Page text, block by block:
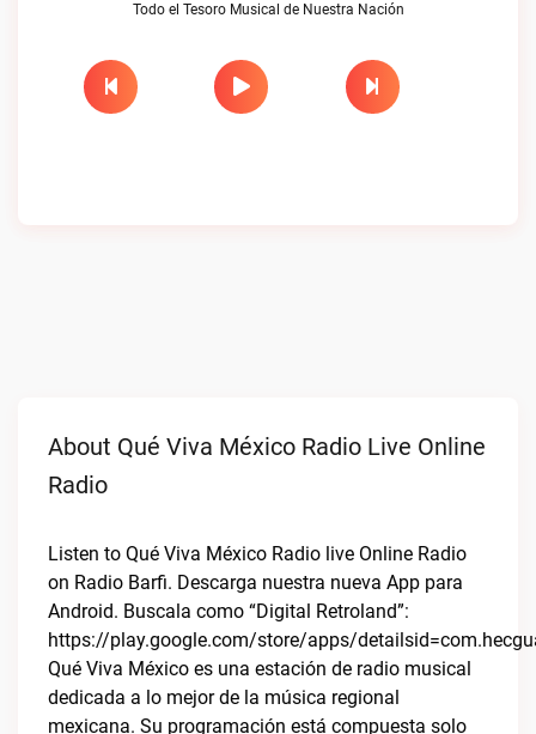
Todo el Tesoro Musical de Nuestra Nación
About Qué Viva México Radio Live Online
Radio
Listen to Qué Viva México Radio live Online Radio
on Radio Barfi. Descarga nuestra nueva App para
Android. Buscala como “Digital Retroland”:
https://play.google.com/store/apps/
Qué Viva México es una estación de radio musical
dedicada a lo mejor de la música regional
mexicana. Su programación está compuesta solo